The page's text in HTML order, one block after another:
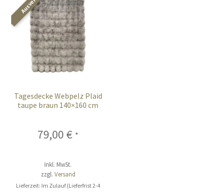
Tagesdecke Webpelz Plaid
taupe braun 140×160 cm
79,00 € *
Inkl. MwSt.
zzgl. Versand
Lieferzeit: Im Zulauf (Lieferfrist 2-4